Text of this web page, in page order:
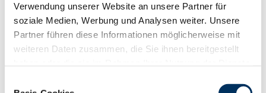
Verwendung unserer Website an unsere Partner für
soziale Medien, Werbung und Analysen weiter. Unsere
Partner führen diese Informationen möglicherweise mit
weiteren Daten zusammen, die Sie ihnen bereitgestellt
Anmeldungen für die nächste Auktion am 24. Juni
2009 werden bis Freitag, 5. Juni 2009, unter Tel.
02151 – 81899 14 oder per Fax 02151 – 81899 66
entgegengenommen.